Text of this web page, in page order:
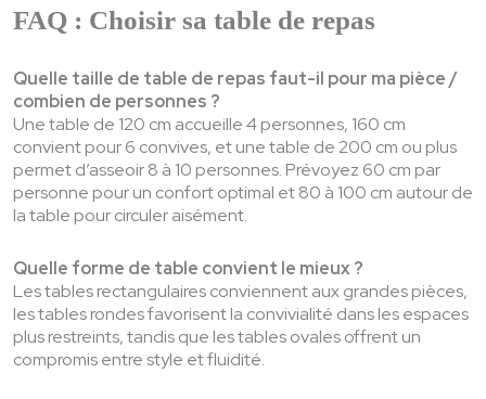
FAQ : Choisir sa table de repas
Quelle taille de table de repas faut-il pour ma pièce /
combien de personnes ?
Une table de 120 cm accueille 4 personnes, 160 cm
convient pour 6 convives, et une table de 200 cm ou plus
permet d’asseoir 8 à 10 personnes. Prévoyez 60 cm par
personne pour un confort optimal et 80 à 100 cm autour de
la table pour circuler aisément.
Quelle forme de table convient le mieux ?
Les tables rectangulaires conviennent aux grandes pièces,
les tables rondes favorisent la convivialité dans les espaces
plus restreints, tandis que les tables ovales offrent un
compromis entre style et fluidité.